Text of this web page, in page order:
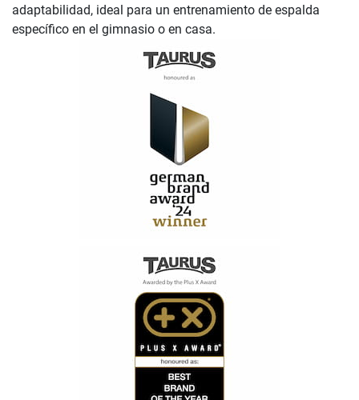
adaptabilidad, ideal para un entrenamiento de espalda
específico en el gimnasio o en casa.